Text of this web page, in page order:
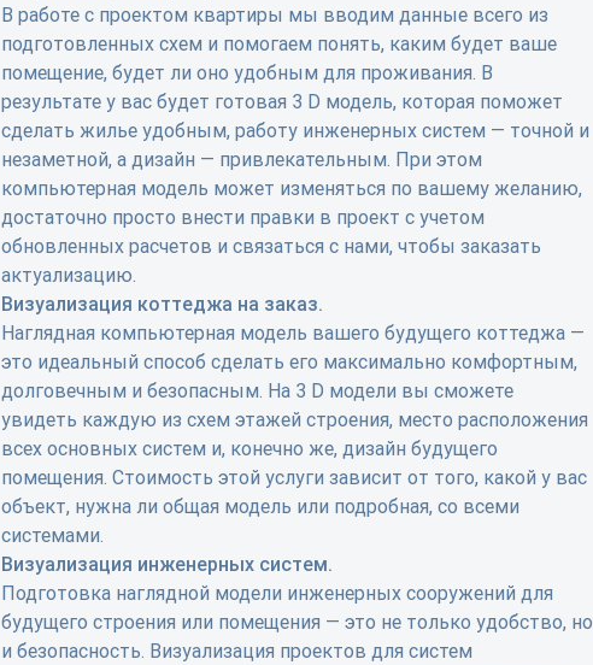
В работе с проектом квартиры мы вводим данные всего из
подготовленных схем и помогаем понять, каким будет ваше
помещение, будет ли оно удобным для проживания. В
результате у вас будет готовая 3 D модель, которая поможет
сделать жилье удобным, работу инженерных систем — точной и
незаметной, а дизайн — привлекательным. При этом
компьютерная модель может изменяться по вашему желанию,
достаточно просто внести правки в проект с учетом
обновленных расчетов и связаться с нами, чтобы заказать
актуализацию.
Визуализация коттеджа на заказ.
Наглядная компьютерная модель вашего будущего коттеджа —
это идеальный способ сделать его максимально комфортным,
долговечным и безопасным. На 3 D модели вы сможете
увидеть каждую из схем этажей строения, место расположения
всех основных систем и, конечно же, дизайн будущего
помещения. Стоимость этой услуги зависит от того, какой у вас
объект, нужна ли общая модель или подробная, со всеми
системами.
Визуализация инженерных систем.
Подготовка наглядной модели инженерных сооружений для
будущего строения или помещения — это не только удобство, но
и безопасность. Визуализация проектов для систем